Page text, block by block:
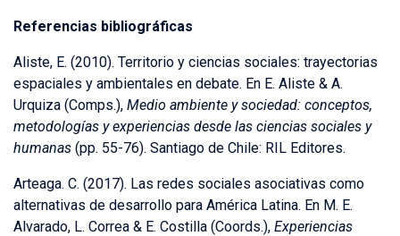
Referencias bibliográficas
Aliste, E. (2010). Territorio y ciencias sociales: trayectorias
espaciales y ambientales en debate. En E. Aliste & A.
Urquiza (Comps.), Medio ambiente y sociedad: conceptos,
metodologías y experiencias desde las ciencias sociales y
humanas (pp. 55-76). Santiago de Chile: RIL Editores.
Arteaga. C. (2017). Las redes sociales asociativas como
alternativas de desarrollo para América Latina. En M. E.
Alvarado, L. Correa & E. Costilla (Coords.), Experiencias